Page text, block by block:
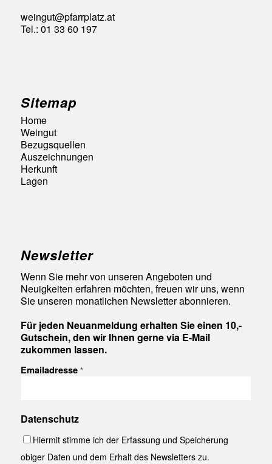
weingut@pfarrplatz.at
Tel.: 01 33 60 197
Sitemap
Home
Weingut
Bezugsquellen
Auszeichnungen
Herkunft
Lagen
Newsletter
Wenn Sie mehr von unseren Angeboten und
Neuigkeiten erfahren möchten, freuen wir uns, wenn
Sie unseren monatlichen Newsletter abonnieren.
Für jeden Neuanmeldung erhalten Sie einen 10,-
Gutschein, den wir Ihnen gerne via E-Mail
zukommen lassen.
Emailadresse *
Datenschutz
Hiermit stimme ich der Erfassung und Speicherung
obiger Daten und dem Erhalt des Newsletters zu.